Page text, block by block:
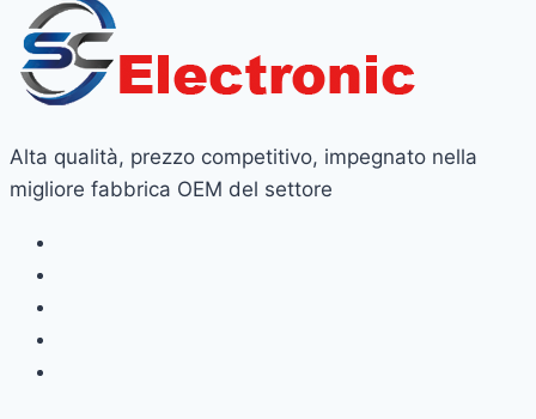
Alta qualità, prezzo competitivo, impegnato nella
migliore fabbrica OEM del settore